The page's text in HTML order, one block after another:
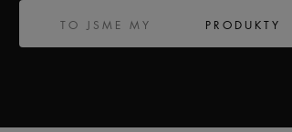
TO JSME MY PRODUKTY